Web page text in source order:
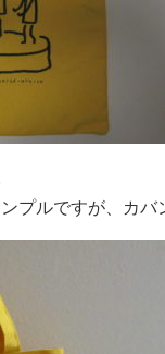
プルですが、カバ